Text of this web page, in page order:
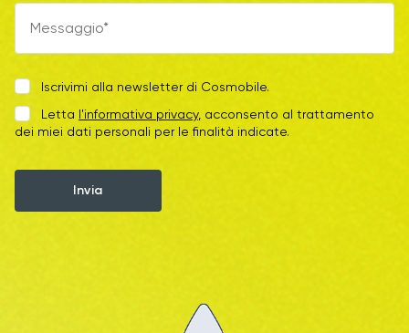
Iscrivimi alla newsletter di Cosmobile.
Letta l'informativa privacy, acconsento al trattamento
dei miei dati personali per le finalità indicate.